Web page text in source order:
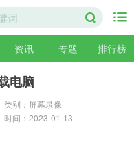
资讯 专题 排行榜
电脑
类别：屏幕录像
时间：2023-01-13